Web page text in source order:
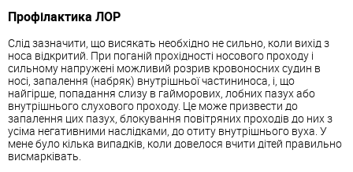
Профілактика ЛОР
Слід зазначити, що висякать необхідно не сильно, коли вихід з
носа відкритий. При поганій прохідності носового проходу і
сильному напружені можливий розрив кровоносних судин в
носі, запалення (набряк) внутрішньої частининоса, і, що
найгірше, попадання слизу в гайморових, лобних пазух або
внутрішнього слухового проходу. Це може призвести до
запалення цих пазух, блокування повітряних проходів до них з
усіма негативними наслідками, до отиту внутрішнього вуха. У
мене було кілька випадків, коли довелося вчити дітей правильно
висмарківать.